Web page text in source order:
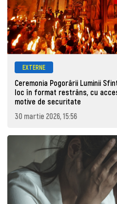
EXTERNE
Ceremonia Pogorârii Luminii
loc în format restrâns, cu
motive de securitate
30 martie 2026, 15:56